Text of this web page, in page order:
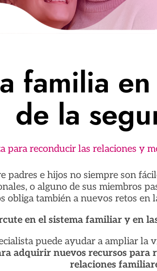
familia
de la
para reconducir las relaciones y
padres e hijos no siempre son
o alguno de sus miembros
obliga también a nuevos retos en
en el sistema familiar y en
puede ayudar a ampliar la
adquirir nuevos recursos para
relaciones